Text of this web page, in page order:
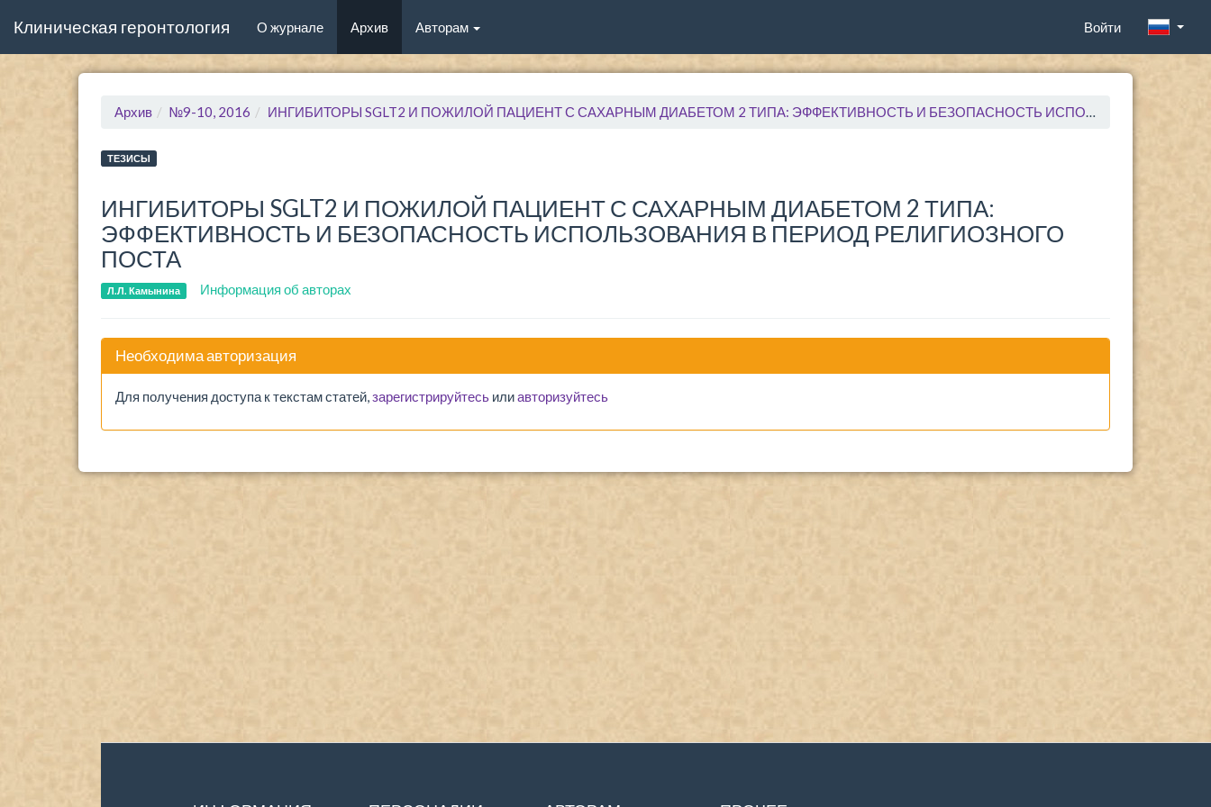
Клиническая геронтология О журнале(current)
Архив Авторам Войти
Архив №9-10, 2016 ИНГИБИТОРЫ SGLT2 И ПОЖИЛОЙ ПАЦИЕНТ С САХАРНЫМ ДИАБЕТОМ 2 ТИПА: ЭФФЕКТИВНОСТЬ И БЕЗОПАСНОСТЬ ИСПОЛЬЗОВАНИЯ В ПЕРИОД РЕЛИГИОЗНОГО ПОСТА
ТЕЗИСЫ
ИНГИБИТОРЫ SGLT2 И ПОЖИЛОЙ ПАЦИЕНТ С САХАРНЫМ ДИАБЕТОМ 2 ТИПА:
ЭФФЕКТИВНОСТЬ И БЕЗОПАСНОСТЬ ИСПОЛЬЗОВАНИЯ В ПЕРИОД РЕЛИГИОЗНОГО
ПОСТА
Л.Л. Камынина Информация об авторах
Необходима авторизация
Для получения доступа к текстам статей,зарегистрируйтесь илиавторизуйтесь